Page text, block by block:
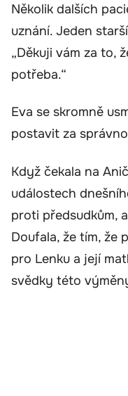
Několik dalších
uznání. Jeden
„Děkuji vám za to,
potřeba.“
Eva se skromně
postavit za
Když čekala na
událostech
proti předsudkům,
Doufala, že tím, že
pro Lenku a její
svědky této